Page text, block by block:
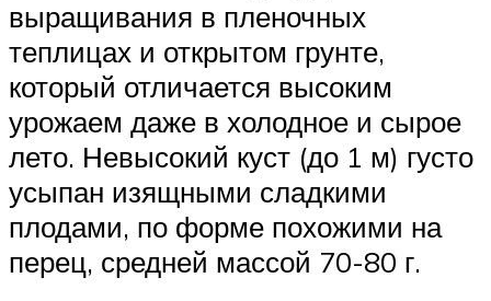
выращивания в пленочных
теплицах и открытом грунте,
который отличается высоким
урожаем даже в холодное и сырое
лето. Невысокий куст (до 1 м) густо
усыпан изящными сладкими
плодами, по форме похожими на
перец, средней массой 70-80 г.